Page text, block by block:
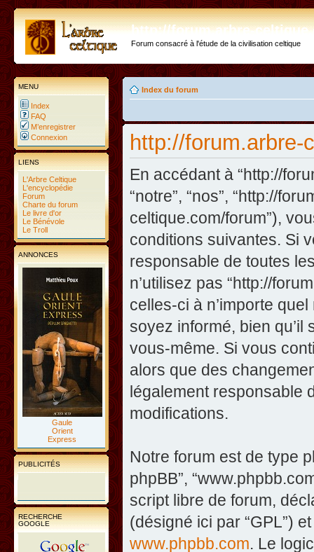
http://forum.arbre-
Forum consacré à l'étude de la civilisation celtique
MENU
Index
FAQ
M’enregistrer
Connexion
LIENS
L'Arbre Celtique
L'encyclopédie
Forum
Charte du forum
Le livre d'or
Le Bénévole
Le Troll
ANNONCES
Gaule
Orient
Express
PUBLICITÉS
RECHERCHE
GOOGLE
Index du forum
http://forum.arbre-
En accédant à “http://
“notre”, “nos”, “http://
celtique.com/forum”),
conditions suivantes. Si
responsable de toutes
n’utilisez pas “http://
celles-ci à n’importe
soyez informé, bien
vous-même. Si vous
alors que des
légalement responsable
modifications.
Notre forum est de type
phpBB”,
script libre de forum,
(désigné ici par “GPL”)
www.phpbb.com. Le